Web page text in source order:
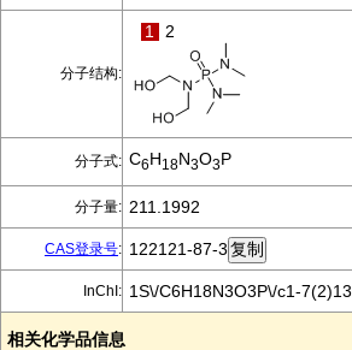
分子结构:
1 2
分子式: C6H18N3O3P
分子量: 211.1992
CAS登录号: 122121-87-3
InChI: 1S\/C6H18N3O3P\/c1-
相关化学品信息